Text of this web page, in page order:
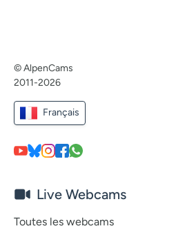
© AlpenCams
2011-2026
Français
Live Webcams
Toutes les webcams